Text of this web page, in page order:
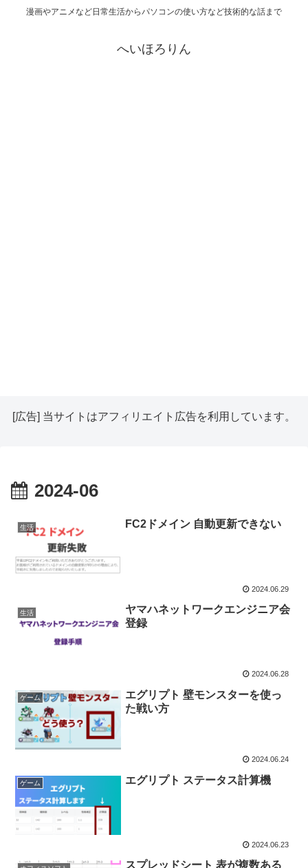
漫画やアニメなど日常生活からパソコンの使い方など技術的な話まで
へいほろりん
[広告] 当サイトはアフィリエイト広告を利用しています。
2024-06
生活 FC2ドメイン 自動更新できない
2024.06.29
生活
ヤマハネットワークエンジニア会
登録
2024.06.28
ゲーム
エグリプト 壁モンスターを使っ
た戦い方
2024.06.24
ゲーム エグリプト ステータス計算機
2024.06.23
スプレッドシート 表が複数ある